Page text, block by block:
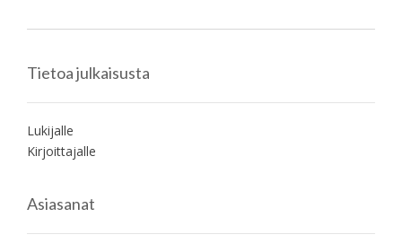
Tietoa julkaisusta
Lukijalle
Kirjoittajalle
Asiasanat